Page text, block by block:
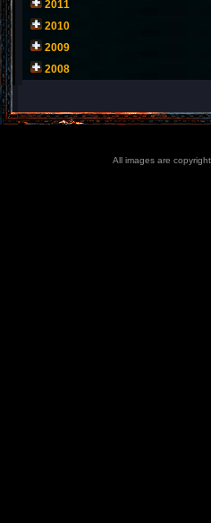
2011
2010
2009
2008
All images are